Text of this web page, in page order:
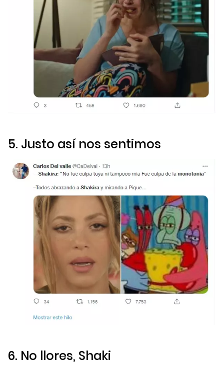
5. Justo así nos sentimos
6. No llores, Shaki